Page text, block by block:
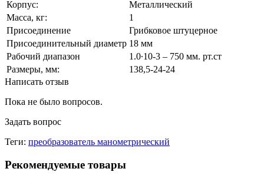
Корпус:
Металлический
Масса, кг:
1
Присоединение
Грибковое штуцерное
Присоединительный диаметр 18 мм
Рабочий диапазон
1.0∙10-3 – 750 мм. рт.ст
Размеры, мм:
138,5-24-24
Написать отзыв
Пока не было вопросов.
Задать вопрос
Теги: преобразователь манометрический
Рекомендуемые товары